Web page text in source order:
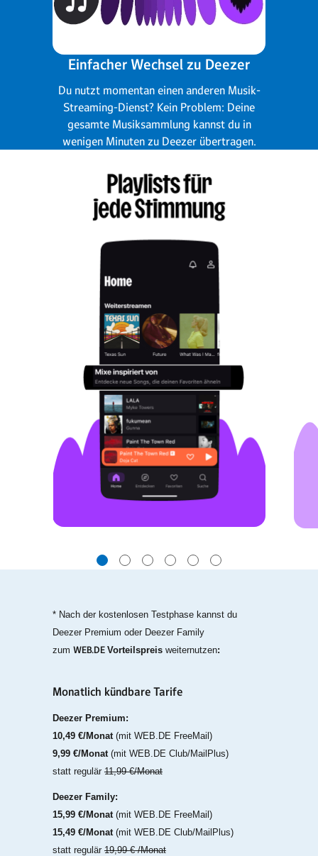
Einfacher Wechsel zu Deezer
Du nutzt momentan einen anderen Musik-
Streaming-Dienst? Kein Problem: Deine
gesamte Musiksammlung kannst du in
wenigen Minuten zu Deezer übertragen.
* Nach der kostenlosen Testphase kannst du
Deezer Premium oder Deezer Family
zum WEB.DE Vorteilspreis weiternutzen:
Monatlich kündbare Tarife
Deezer Premium:
10,49 €/Monat (mit WEB.DE FreeMail)
9,99 €/Monat (mit WEB.DE Club/MailPlus)
statt regulär 11,99 €/Monat
Deezer Family:
15,99 €/Monat (mit WEB.DE FreeMail)
15,49 €/Monat (mit WEB.DE Club/MailPlus)
statt regulär 19,99 € /Monat